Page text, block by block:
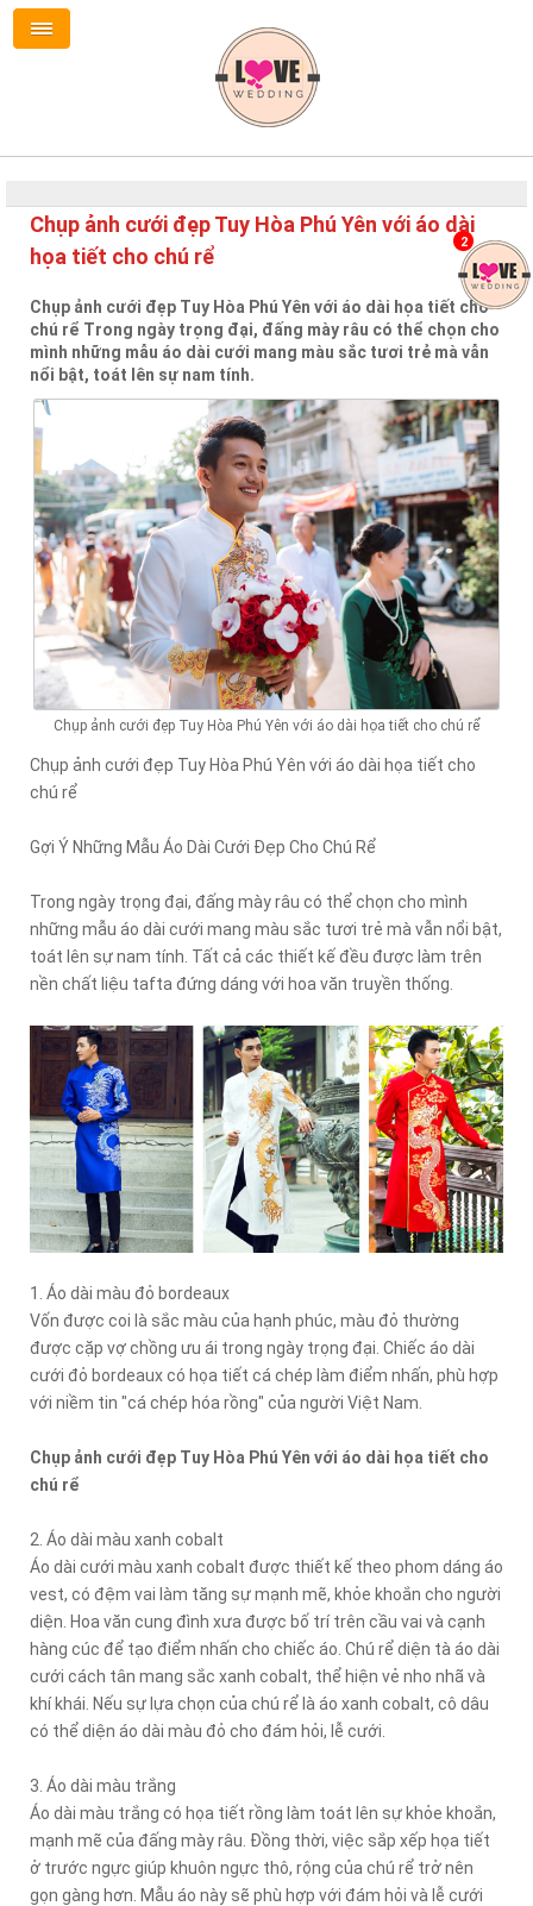
Chụp ảnh cưới đẹp Tuy Hòa Phú Yên với áo dài
họa tiết cho chú rể
Chụp ảnh cưới đẹp Tuy Hòa Phú Yên với áo dài họa tiết cho
chú rể Trong ngày trọng đại, đấng mày râu có thể chọn cho
mình những mẫu áo dài cưới mang màu sắc tươi trẻ mà vẫn
nổi bật, toát lên sự nam tính.
Chụp ảnh cưới đẹp Tuy Hòa Phú Yên với áo dài họa tiết cho chú rể
Chụp ảnh cưới đẹp Tuy Hòa Phú Yên với áo dài họa tiết cho
chú rể
Gợi Ý Những Mẫu Áo Dài Cưới Đẹp Cho Chú Rể
Trong ngày trọng đại, đấng mày râu có thể chọn cho mình
những mẫu áo dài cưới mang màu sắc tươi trẻ mà vẫn nổi bật,
toát lên sự nam tính. Tất cả các thiết kế đều được làm trên
nền chất liệu tafta đứng dáng với hoa văn truyền thống.
1. Áo dài màu đỏ bordeaux
Vốn được coi là sắc màu của hạnh phúc, màu đỏ thường
được cặp vợ chồng ưu ái trong ngày trọng đại. Chiếc áo dài
cưới đỏ bordeaux có họa tiết cá chép làm điểm nhấn, phù hợp
với niềm tin "cá chép hóa rồng" của người Việt Nam.
Chụp ảnh cưới đẹp Tuy Hòa Phú Yên với áo dài họa tiết cho
chú rể
2. Áo dài màu xanh cobalt
Áo dài cưới màu xanh cobalt được thiết kế theo phom dáng áo
vest, có đệm vai làm tăng sự mạnh mẽ, khỏe khoắn cho người
diện. Hoa văn cung đình xưa được bố trí trên cầu vai và cạnh
hàng cúc để tạo điểm nhấn cho chiếc áo. Chú rể diện tà áo dài
cưới cách tân mang sắc xanh cobalt, thể hiện vẻ nho nhã và
khí khái. Nếu sự lựa chọn của chú rể là áo xanh cobalt, cô dâu
có thể diện áo dài màu đỏ cho đám hỏi, lễ cưới.
3. Áo dài màu trắng
Áo dài màu trắng có họa tiết rồng làm toát lên sự khỏe khoắn,
mạnh mẽ của đấng mày râu. Đồng thời, việc sắp xếp họa tiết
ở trước ngực giúp khuôn ngực thô, rộng của chú rể trở nên
gọn gàng hơn. Mẫu áo này sẽ phù hợp với đám hỏi và lễ cưới
2